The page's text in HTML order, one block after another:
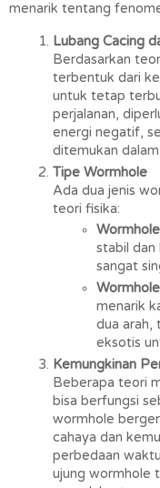
menarik tentang
Lubang Cacing
Berdasarkan
terbentuk dari
untuk tetap
perjalanan,
energi negatif,
ditemukan
Tipe Wormhole
Ada dua jenis
teori fisika:
stabil dan
sangat
menarik
dua arah,
eksotis
Kemungkinan
Beberapa teori
bisa berfungsi
wormhole
cahaya dan
perbedaan
ujung wormhole